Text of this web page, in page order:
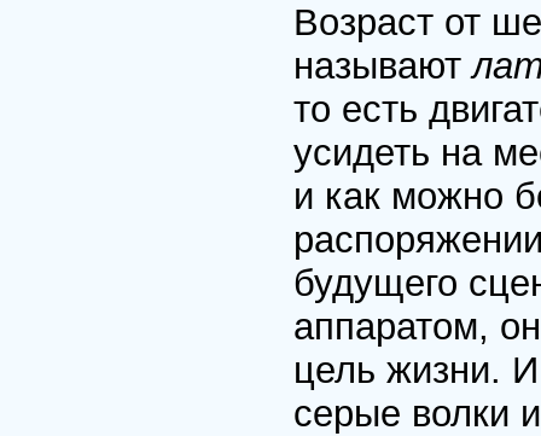
Возраст от
называют
то есть
усидеть на
и как можно
будущего
аппаратом,
цель жизни.
серые волки